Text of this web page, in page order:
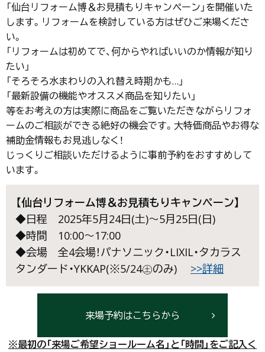
「仙台リフォーム博＆お見積もりキャンペーン」を開催いた
します。リフォームを検討している方はぜひご来場くださ
い。
「リフォームは初めてで、何からやればいいのか情報が知り
たい」
「そろそろ水まわりの入れ替え時期かも…」
「最新設備の機能やオススメ商品を知りたい」
等をお考えの方は実際に商品をご覧いただきながらリフォ
ームのご相談ができる絶好の機会です。大特価商品やお得な
補助金情報もお見逃しなく！
じっくりご相談いただけるように事前予約をおすすめして
います。
【仙台リフォーム博＆お見積もりキャンペーン】
◆日程 2025年5月24日(土)～5月25日(日)
◆時間 10:00～17:00
◆会場 全4会場！パナソニック・LIXIL・タカラス
タンダード・YKKAP(※5/24㊏のみ) >>詳細
来場予約はこちらから
※最初の「来場ご希望ショールーム名」と「時間」をご記入く